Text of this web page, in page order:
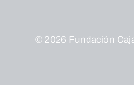
© 2026 Fundación